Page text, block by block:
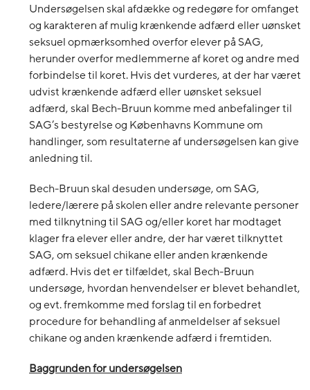
Undersøgelsen skal afdække og redegøre for omfanget
og karakteren af mulig krænkende adfærd eller uønsket
seksuel opmærksomhed overfor elever på SAG,
herunder overfor medlemmerne af koret og andre med
forbindelse til koret. Hvis det vurderes, at der har været
udvist krænkende adfærd eller uønsket seksuel
adfærd, skal Bech-Bruun komme med anbefalinger til
SAG’s bestyrelse og Københavns Kommune om
handlinger, som resultaterne af undersøgelsen kan give
anledning til.
Bech-Bruun skal desuden undersøge, om SAG,
ledere/lærere på skolen eller andre relevante personer
med tilknytning til SAG og/eller koret har modtaget
klager fra elever eller andre, der har været tilknyttet
SAG, om seksuel chikane eller anden krænkende
adfærd. Hvis det er tilfældet, skal Bech-Bruun
undersøge, hvordan henvendelser er blevet behandlet,
og evt. fremkomme med forslag til en forbedret
procedure for behandling af anmeldelser af seksuel
chikane og anden krænkende adfærd i fremtiden.
Baggrunden for undersøgelsen